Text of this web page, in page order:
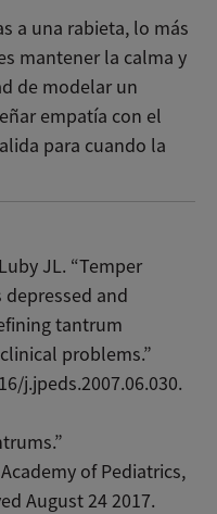
a una rabieta, lo más
mantener la calma y
de modelar un
empatía con el
para cuando la
JL. “Temper
and
tantrum
problems.”
j.jpeds.2007.06.030.
of Pediatrics,
August 24 2017.